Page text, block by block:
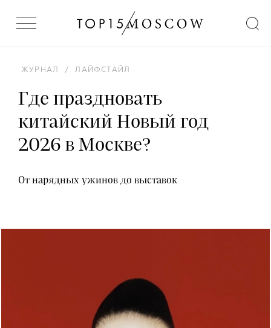
ЖУРНАЛ / ЛАЙФСТАЙЛ
Где праздновать
китайский Новый год
2026 в Москве?
От нарядных ужинов до выставок